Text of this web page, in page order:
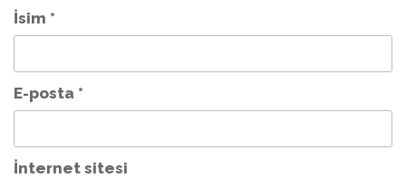
İsim *
E-posta *
İnternet sitesi